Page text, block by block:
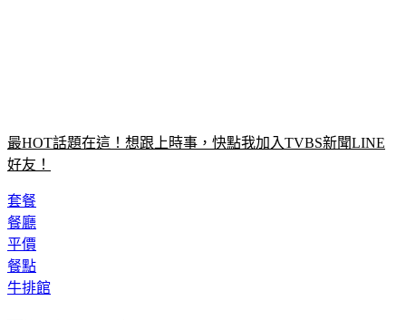
最HOT話題在這！想跟上時事，快點我加入TVBS新聞LINE
好友！
套餐
餐廳
平價
餐點
牛排館